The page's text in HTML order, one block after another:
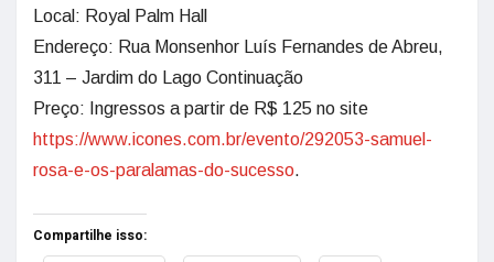
Local: Royal Palm Hall
Endereço: Rua Monsenhor Luís Fernandes de Abreu,
311 – Jardim do Lago Continuação
Preço: Ingressos a partir de R$ 125 no site
https://www.icones.com.br/evento/292053-samuel-
rosa-e-os-paralamas-do-sucesso.
Compartilhe isso: